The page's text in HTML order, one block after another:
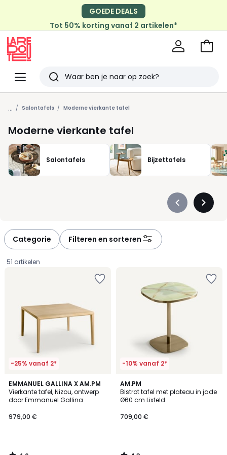
GOEDE DEALS
Tot 50% korting vanaf 2 artikelen*
Menu
Redoute
Zoeken
Laatst
bekeken
Naar
... Salontafels Moderne vierkante tafel
Moderne vierkante tafel
Salontafels Bijzettafels
Précédent
Categorie Filteren en sorteren
51 artikelen
-25% vanaf 2*
EMMANUEL GALLINA X AM.PM
Vierkante tafel, Nizou, ontwerp
door Emmanuel Gallina
€.
979,00 €
4,6
/ 5
-10% vanaf 2*
AM.PM
Bistrot tafel met plateau in jade
Ø60 cm Lixfeld
709,00 €
4,3
/ 5